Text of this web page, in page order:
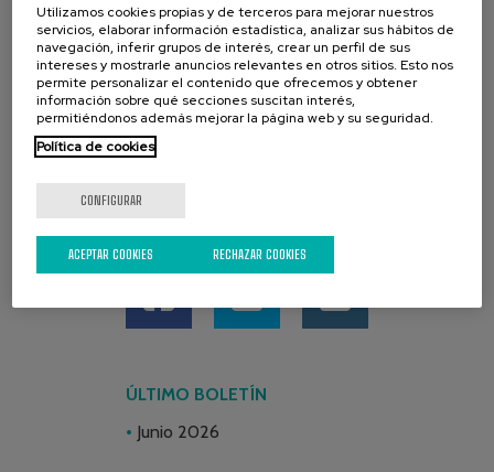
REDES SOCIALES
ÚLTIMO BOLETÍN
Junio 2026
Utilizamos cookies propias y de terceros para mejorar nuestros
servicios, elaborar información estadística, analizar sus hábitos de
navegación, inferir grupos de interés, crear un perfil de sus
intereses y mostrarle anuncios relevantes en otros sitios. Esto nos
permite personalizar el contenido que ofrecemos y obtener
información sobre qué secciones suscitan interés,
permitiéndonos además mejorar la página web y su seguridad.
Política de cookies
CONFIGURAR
RECHAZAR COOKIES
ACEPTAR COOKIES